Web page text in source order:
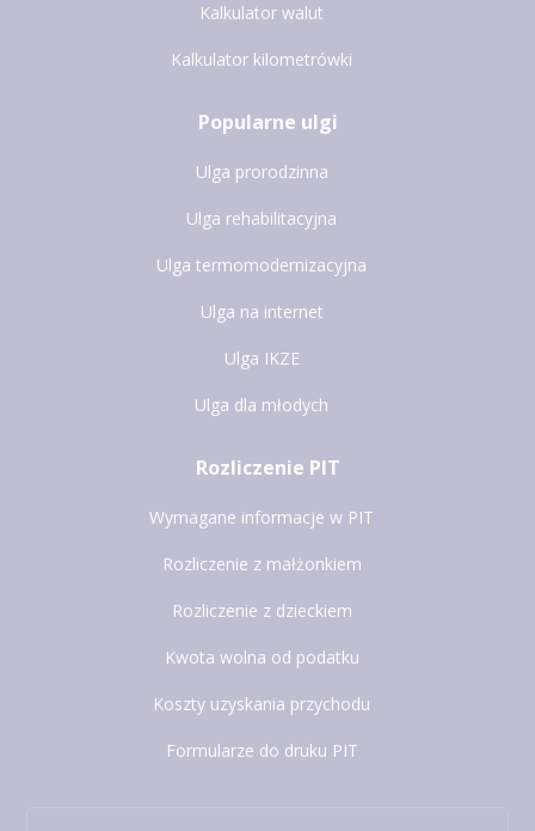
Kalkulator walut
Kalkulator kilometrówki
Popularne ulgi
Ulga prorodzinna
Ulga rehabilitacyjna
Ulga termomodernizacyjna
Ulga na internet
Ulga IKZE
Ulga dla młodych
Rozliczenie PIT
Wymagane informacje w PIT
Rozliczenie z małżonkiem
Rozliczenie z dzieckiem
Kwota wolna od podatku
Koszty uzyskania przychodu
Formularze do druku PIT